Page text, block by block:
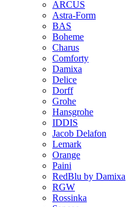
ARCUS
Astra-Form
BAS
Boheme
Charus
Comforty
Damixa
Delice
Dorff
Grohe
Hansgrohe
IDDIS
Jacob Delafon
Lemark
Orange
Paini
RedBlu by Damixa
RGW
Rossinka